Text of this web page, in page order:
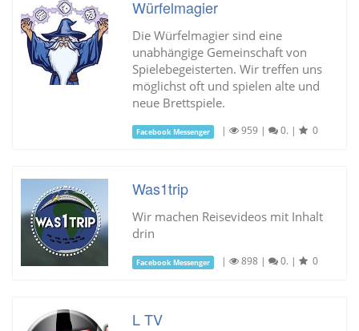
Würfelmagier
Die Würfelmagier sind eine
unabhängige Gemeinschaft von
Spielebegeisterten. Wir treffen uns
möglichst oft und spielen alte und
neue Brettspiele.
Facebook Messenger | 959 | 0. | 0
Was1trip
Wir machen Reisevideos mit Inhalt
drin
Facebook Messenger | 898 | 0. | 0
L TV